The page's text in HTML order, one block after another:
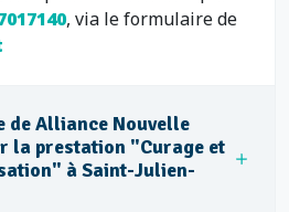
, via le formulaire de
de Alliance Nouvelle
la prestation "Curage et
à Saint-Julien-